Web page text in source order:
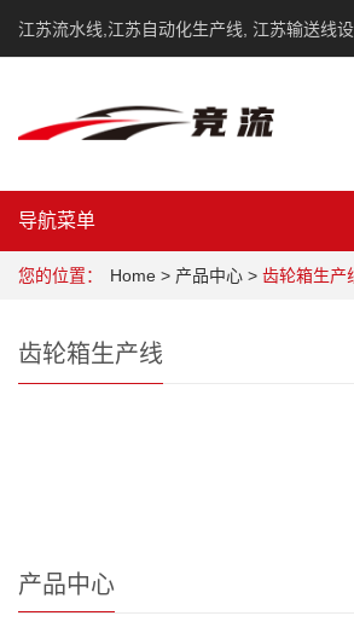
江苏流水线,江苏自动化生产线, 江苏输送线
导航菜单
您的位置： Home > 产品中心 > 齿轮箱生产
齿轮箱生产线
产品中心